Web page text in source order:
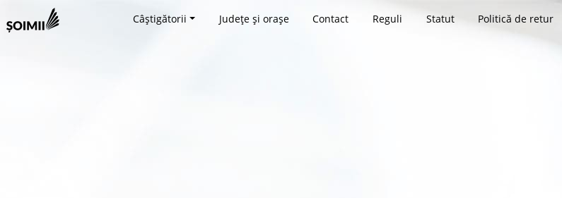
Câștigătorii Județe și orașe Contact Reguli Statut Politică de retur